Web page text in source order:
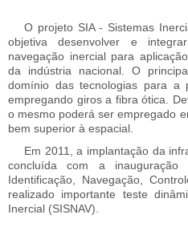
O projeto SIA - Sistemas
objetiva desenvolver e
navegação inercial para
da indústria nacional. O
domínio das tecnologias para a
empregando giros a fibra ótica.
o mesmo poderá ser empregado
bem superior à espacial.
Em 2011, a implantação da
concluída com a
Identificação, Navegação,
realizado importante teste
Inercial (SISNAV).